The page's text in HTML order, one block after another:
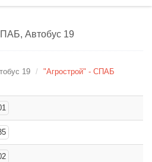
Автобус 19
19
"Агрострой" - СПАБ